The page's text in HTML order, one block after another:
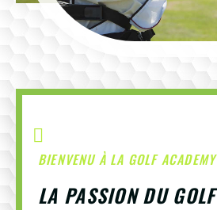
BIENVENU À LA GOLF ACADEMY
LA PASSION DU GOLF